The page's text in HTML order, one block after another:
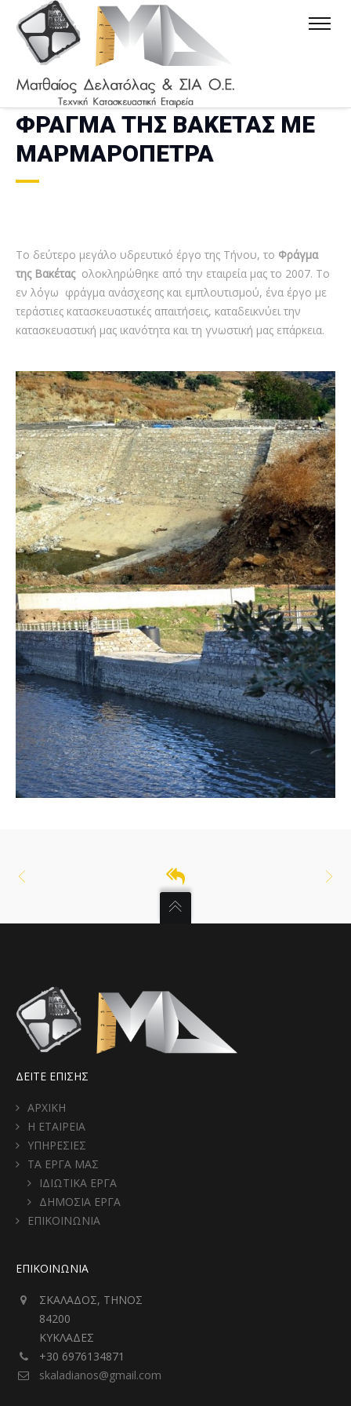
ΦΡΑΓΜΑ ΤΗΣ ΒΑΚΕΤΑΣ ΜΕ
ΜΑΡΜΑΡΟΠΕΤΡΑ
Το δεύτερο μεγάλο υδρευτικό έργο της Τήνου, το Φράγμα
της Βακέταςολοκληρώθηκε από την εταιρεία μας το 2007. Το
εν λόγω φράγμα ανάσχεσης και εμπλουτισμού, ένα έργο με
τεράστιες κατασκευαστικές απαιτήσεις, καταδεικνύει την
κατασκευαστική μας ικανότητα και τη γνωστική μας επάρκεια.
ΔΕΙΤΕ ΕΠΙΣΗΣ
ΑΡΧΙΚΗ
Η ΕΤΑΙΡΕΙΑ
ΥΠΗΡΕΣΙΕΣ
ΤΑ ΕΡΓΑ ΜΑΣ
ΙΔΙΩΤΙΚΑ ΕΡΓΑ
ΔΗΜΟΣΙΑ ΕΡΓΑ
ΕΠΙΚΟΙΝΩΝΙΑ
ΕΠΙΚΟΙΝΩΝΙΑ
ΣΚΑΛΑΔΟΣ, ΤΗΝΟΣ
84200
ΚΥΚΛΑΔΕΣ
+30 6976134871
skaladianos@gmail.com